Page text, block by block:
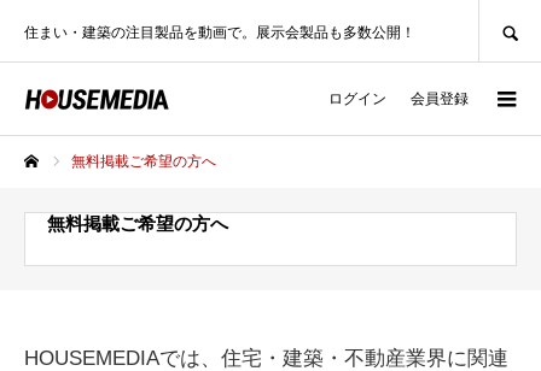
住まい・建築の注目製品を動画で。展示会製品も多数公開！
ログイン 会員登録
無料掲載ご希望の方へ
無料掲載ご希望の方へ
HOUSEMEDIAでは、住宅・建築・不動産業界に関連